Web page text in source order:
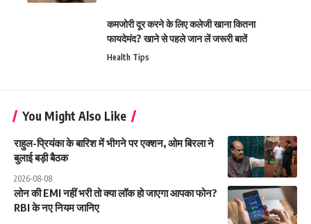
कमजोरी दूर करने के लिए कलेजी खाना कितना
फायदेमंद? खाने से पहले जान लें जरूरी बातें
Health Tips
You Might Also Like
राहुल-प्रियंका के बारिश में भीगने पर एक्शन, ओम बिरला ने
बुलाई बड़ी बैठक
2026-08-08
लोन की EMI नहीं भरी तो क्या लॉक हो जाएगा आपका फोन?
RBI के नए नियम जानिए